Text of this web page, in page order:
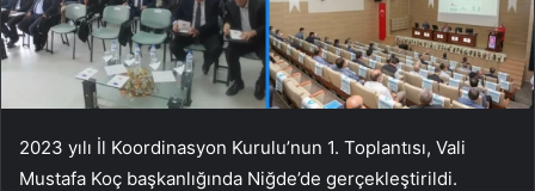
2023 yılı İl Koordinasyon Kurulu’nun 1. Toplantısı, Vali
Mustafa Koç başkanlığında Niğde’de gerçekleştirildi.